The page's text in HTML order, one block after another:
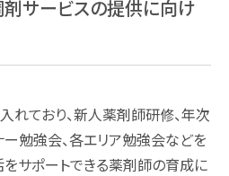
サービスの提供に向け
ており、新人薬剤師研修、年次
勉強会、各エリア勉強会などを
サポートできる薬剤師の育成に